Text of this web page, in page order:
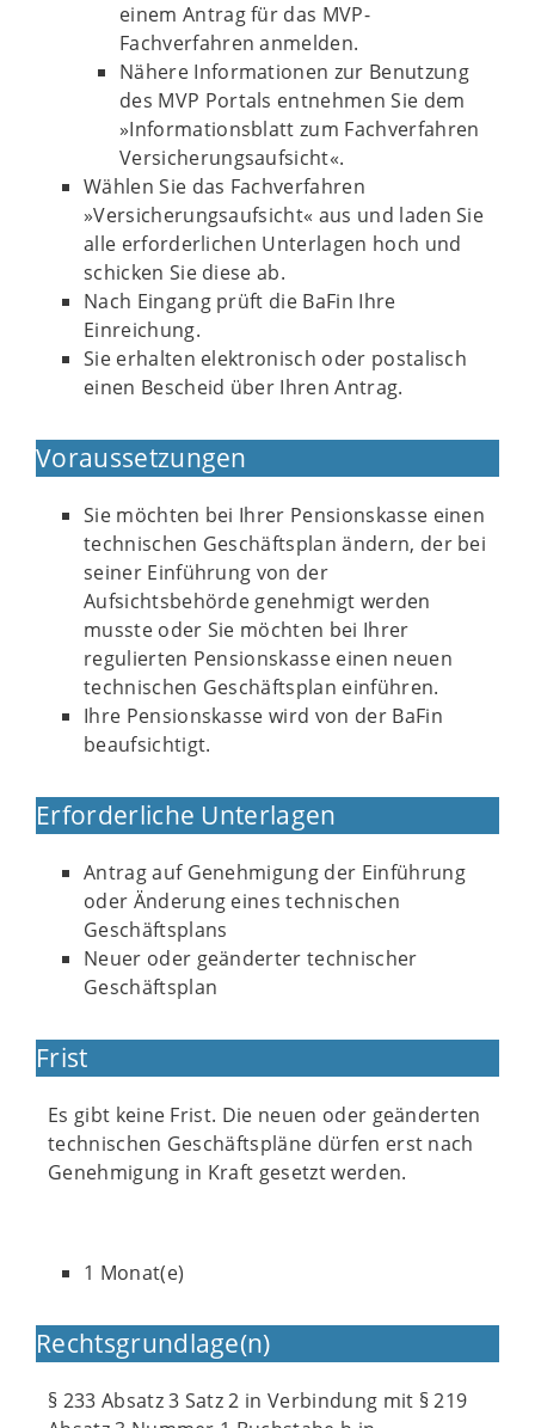
einem Antrag für das MVP-
Fachverfahren anmelden.
Nähere Informationen zur Benutzung
des MVP Portals entnehmen Sie dem
»Informationsblatt zum Fachverfahren
Versicherungsaufsicht«.
Wählen Sie das Fachverfahren
»Versicherungsaufsicht« aus und laden Sie
alle erforderlichen Unterlagen hoch und
schicken Sie diese ab.
Nach Eingang prüft die BaFin Ihre
Einreichung.
Sie erhalten elektronisch oder postalisch
einen Bescheid über Ihren Antrag.
Voraussetzungen
Sie möchten bei Ihrer Pensionskasse einen
technischen Geschäftsplan ändern, der bei
seiner Einführung von der
Aufsichtsbehörde genehmigt werden
musste oder Sie möchten bei Ihrer
regulierten Pensionskasse einen neuen
technischen Geschäftsplan einführen.
Ihre Pensionskasse wird von der BaFin
beaufsichtigt.
Erforderliche Unterlagen
Antrag auf Genehmigung der Einführung
oder Änderung eines technischen
Geschäftsplans
Neuer oder geänderter technischer
Geschäftsplan
Frist
Es gibt keine Frist. Die neuen oder geänderten
technischen Geschäftspläne dürfen erst nach
Genehmigung in Kraft gesetzt werden.
1 Monat(e)
Rechtsgrundlage(n)
§ 233 Absatz 3 Satz 2 in Verbindung mit § 219